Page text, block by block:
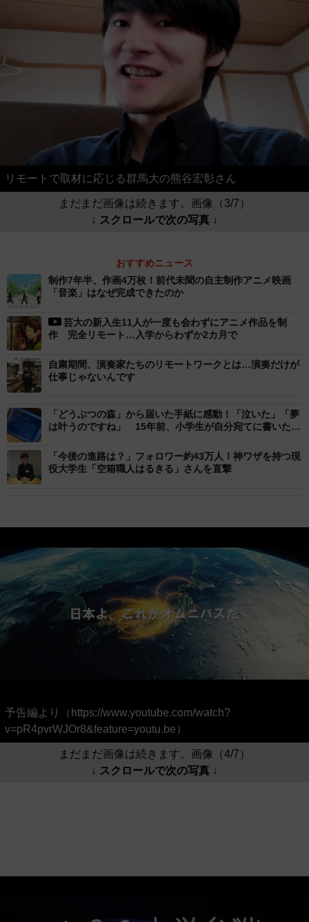
リモートで取材に応じる群馬大の熊谷宏彰さん
まだまだ画像は続きます。画像（3/7）
↓ スクロールで次の写真 ↓
おすすめニュース
制作7年半、作画4万枚！前代未聞の自主制作アニメ映画
「音楽」はなぜ完成できたのか
芸大の新入生11人が一度も会わずにアニメ作品を制
作 完全リモート…入学からわずか2カ月で
自粛期間、演奏家たちのリモートワークとは…演奏だけが
仕事じゃないんです
「どうぶつの森」から届いた手紙に感動！「泣いた」「夢
は叶うのですね」 15年前、小学生が自分宛てに書いた内
「今後の進路は？」フォロワー約43万人！神ワザを持つ現
役大学生「空箱職人はるきる」さんを直撃
予告編より（https://www.youtube.com/watch?
v=pR4pvrWJOr8&feature=youtu.be）
まだまだ画像は続きます。画像（4/7）
↓ スクロールで次の写真 ↓